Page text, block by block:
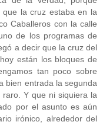
la cruz estaba en la
Caballeros con la calle
de los programas de
a decir que la cruz del
están los bloques de
tan poco sobre
bien entrada la segunda
Y que ni siquiera la
por el asunto es aún
irónico, alrededor del